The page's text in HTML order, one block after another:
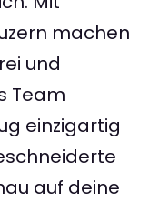
machen
und
Team
einzigartig
auf deine